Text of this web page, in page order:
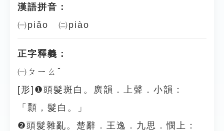
漢語拼音：
㈠piǎo ㈡piào
正字釋義：
㈠ㄆㄧㄠˇ
[形]❶頭髮斑白。廣韻．上聲．小韻：
「顠，髮白。」
❷頭髮雜亂。楚辭．王逸．九思．憫上：